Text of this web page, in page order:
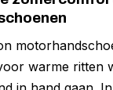
warme ritten